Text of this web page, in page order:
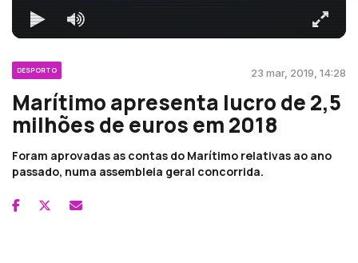
DESPORTO 23 mar, 2019, 14:28
Marítimo apresenta lucro de 2,5
milhões de euros em 2018
Foram aprovadas as contas do Marítimo relativas ao ano
passado, numa assembleia geral concorrida.